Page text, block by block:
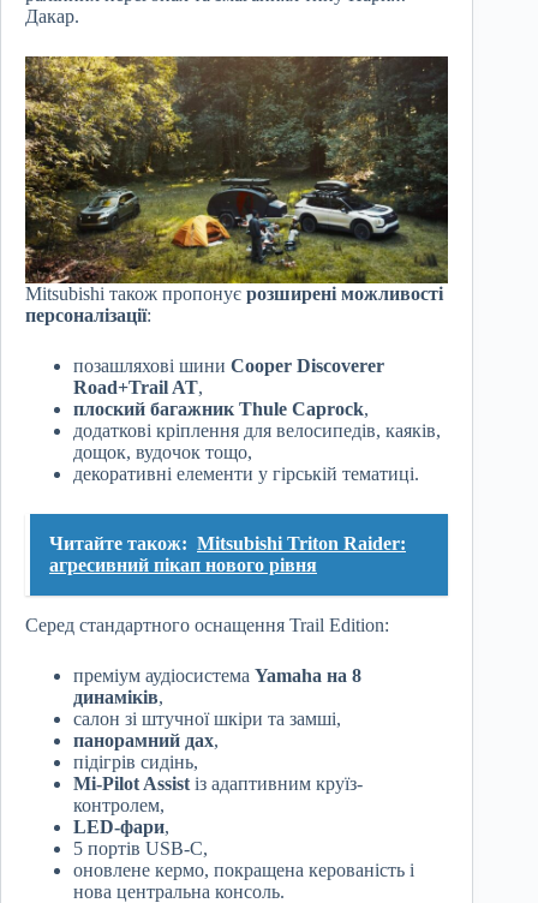
Дакар.
Mitsubishi також пропонує розширені можливості
персоналізації:
позашляхові шини Cooper Discoverer
Road+Trail AT,
плоский багажник Thule Caprock,
додаткові кріплення для велосипедів, каяків,
дощок, вудочок тощо,
декоративні елементи у гірській тематиці.
Читайте також: Mitsubishi Triton Raider:
агресивний пікап нового рівня
Серед стандартного оснащення Trail Edition:
преміум аудіосистема Yamaha на 8
динаміків,
салон зі штучної шкіри та замші,
панорамний дах,
підігрів сидінь,
Mi-Pilot Assist із адаптивним круїз-
контролем,
LED-фари,
5 портів USB-C,
оновлене кермо, покращена керованість і
нова центральна консоль.